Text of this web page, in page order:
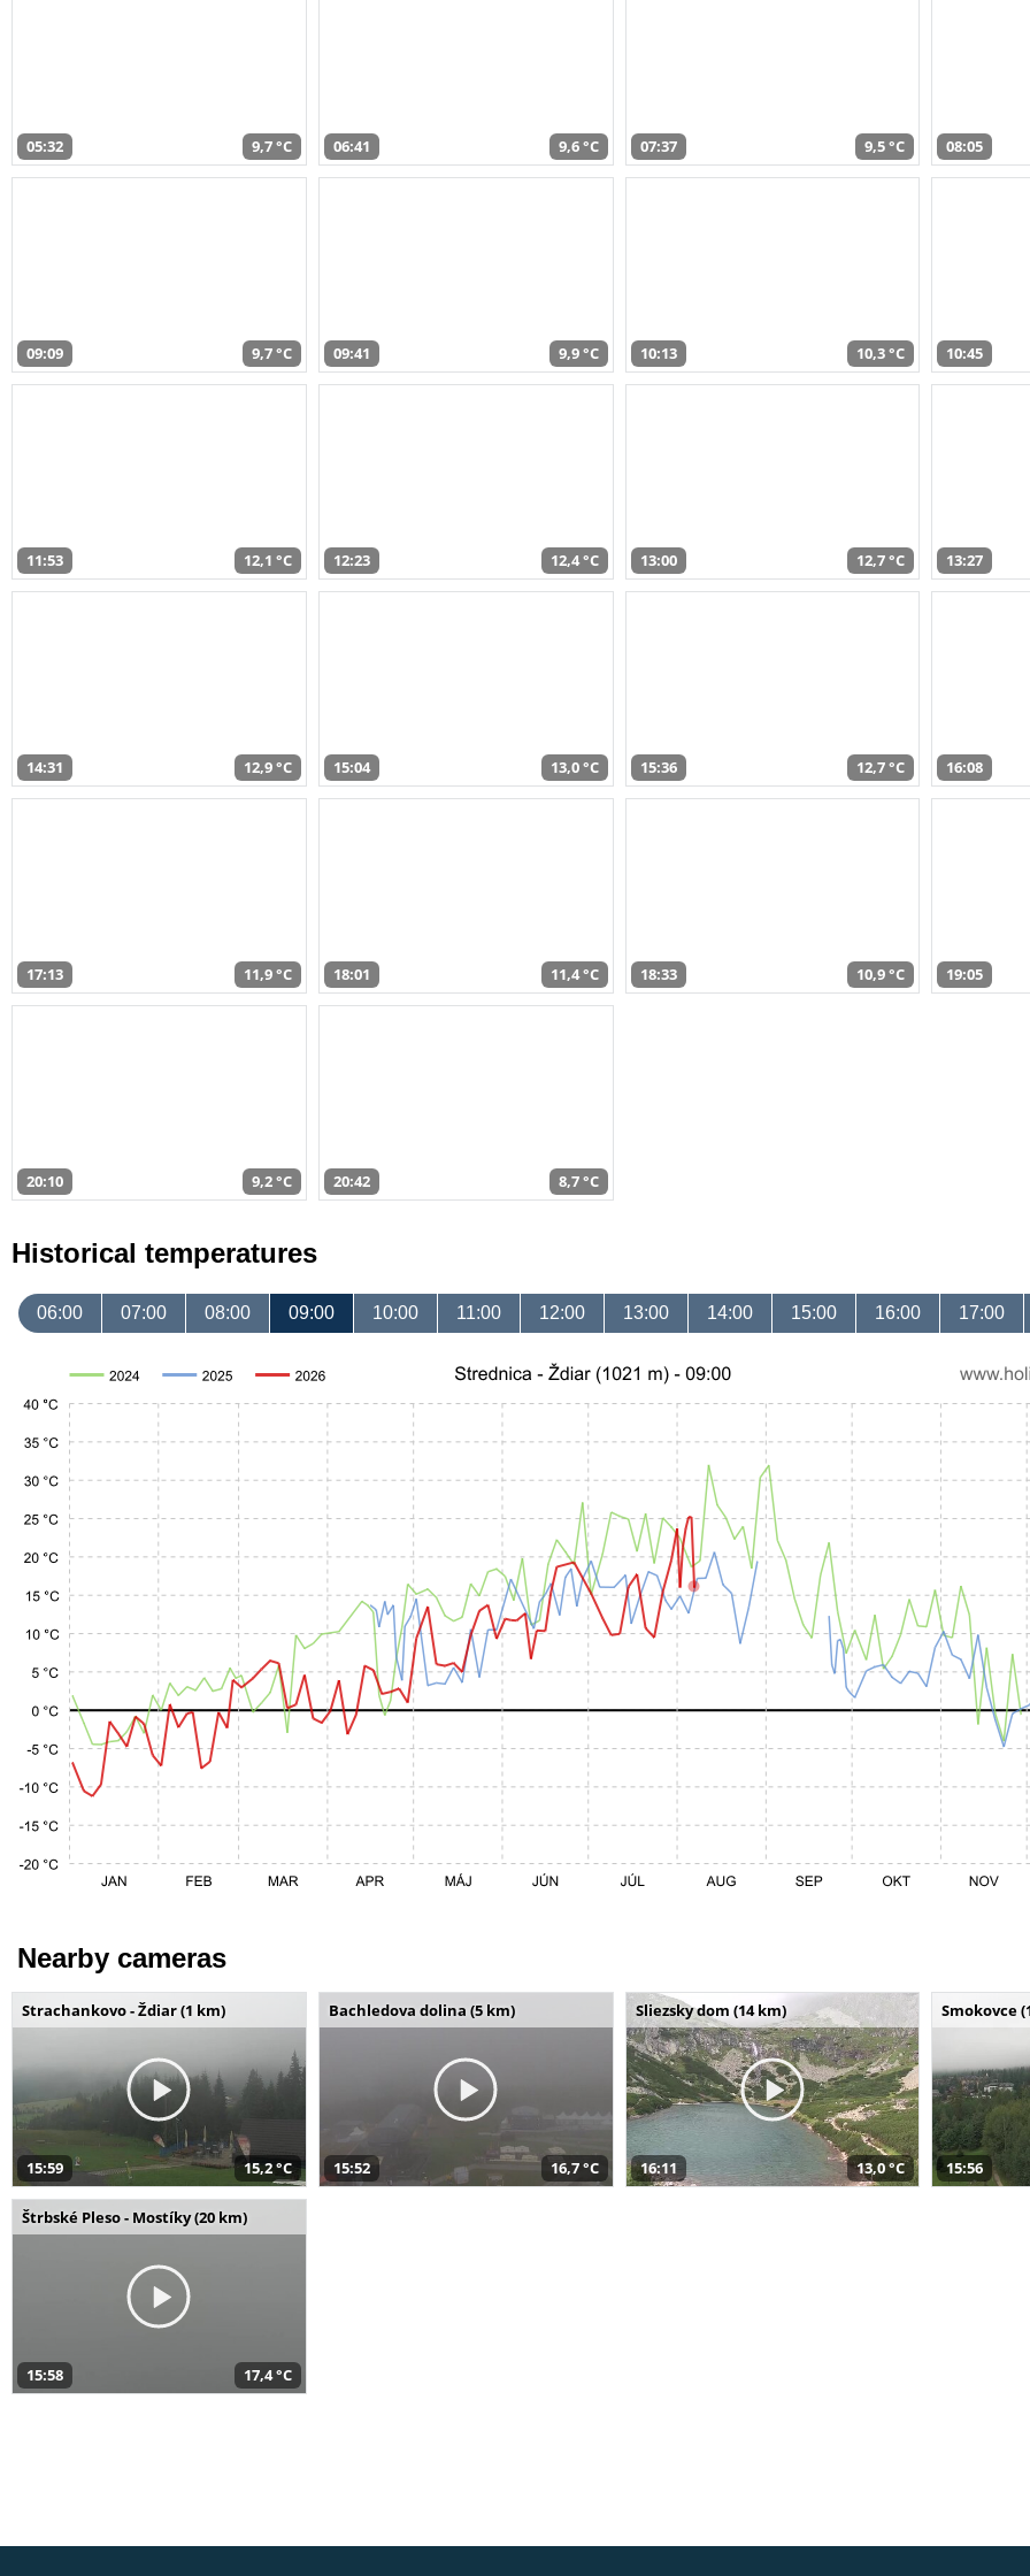
05:32 9,7 °C 06:41 9,6 °C 07:37 9,5 °C 08:05
09:09 9,7 °C 09:41 9,9 °C 10:13 10,3 °C 10:45
11:53 12,1 °C 12:23 12,4 °C 13:00 12,7 °C 13:27
14:31 12,9 °C 15:04 13,0 °C 15:36 12,7 °C 16:08
17:13 11,9 °C 18:01 11,4 °C 18:33 10,9 °C 19:05
20:10 9,2 °C 20:42 8,7 °C
Historical temperatures
06:00 07:00 08:00 09:00 10:00 11:00 12:00 13:00 14:00 15:00 16:00 17:00
Nearby cameras
Strachankovo - Ždiar (1 km)
15:59 15,2 °C
Bachledova dolina (5 km)
15:52 16,7 °C
Sliezsky dom (14 km)
16:11 13,0 °C
Smokovce
15:56
Štrbské Pleso - Mostíky (20 km)
15:58 17,4 °C